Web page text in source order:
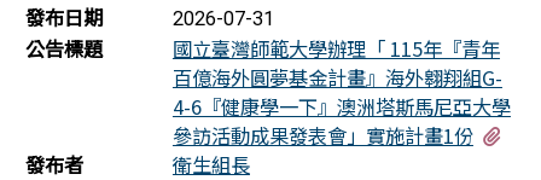
發布日期
2026-07-31
公告標題
國立臺灣師範大學辦理「 115年『青年
百億海外圓夢基金計畫』海外翱翔組G-
4-6『健康學一下』澳洲塔斯馬尼亞大學
參訪活動成果發表會」實施計畫1份
發布者
衛生組長